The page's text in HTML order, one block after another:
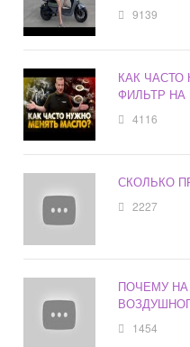
9139
КАК
ФИЛЬТР
4116
СКОЛЬКО
2227
ПОЧЕМУ НА
1454